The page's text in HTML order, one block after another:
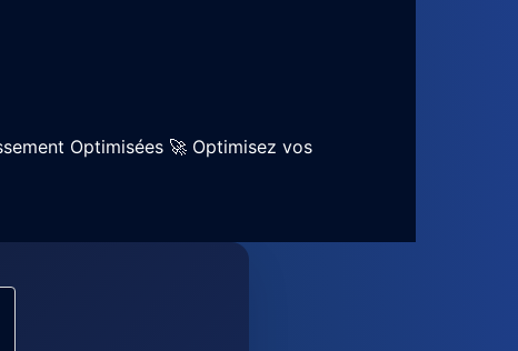
Optimisées 🚀 Optimisez vos